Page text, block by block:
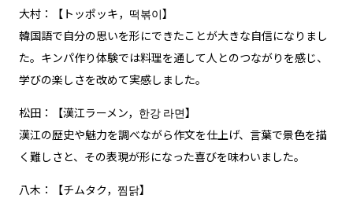
大村：【トッポッキ，떡볶이】
韓国語で自分の思いを形にできたことが大きな自信になりまし
た。キンパ作り体験では料理を通して人とのつながりを感じ、
学びの楽しさを改めて実感しました。
松田：【漢江ラーメン，한강 라면】
漢江の歴史や魅力を調べながら作文を仕上げ、言葉で景色を描
く難しさと、その表現が形になった喜びを味わいました。
八木：【チムタク，찜닭】